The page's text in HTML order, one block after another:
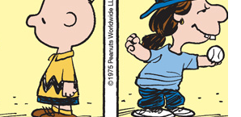
Ok Boomer!
Media
Europa
Altrecose
Mondiali calcio 2026